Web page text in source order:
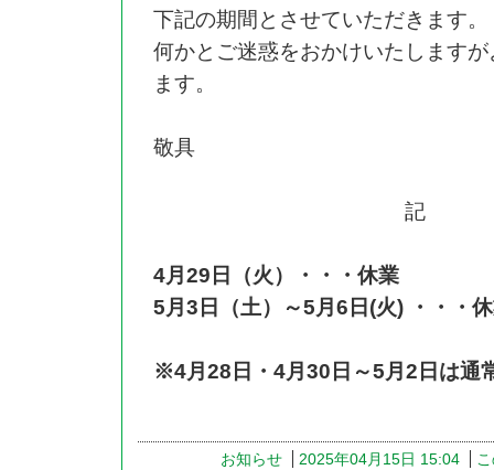
下記の期間とさせていただきます。
何かとご迷惑をおかけいたします
ます。
敬具
記
4月29日（火）・・・休業
5月3日（土）～5月6日(火) ・・・
※4月28日・4月30日～5月2日は通
お知らせ 2025年04月15日 15:04